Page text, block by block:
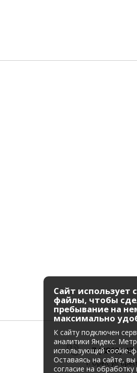
+7 (4862)
г. Орёл, ул.
Сайт использует
файлы, чтобы
пребывание на
максимально
К cайту подключен
аналитики Яндекс.
использующий cookie-
Оставаясь на сайте,
согласие на